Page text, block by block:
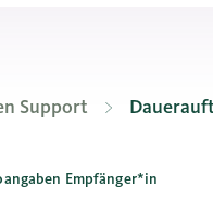
Support
Empfänger*in